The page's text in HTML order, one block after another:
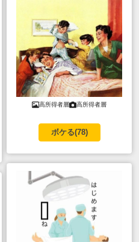
高所得者層 高所得者層
ボケる(78)